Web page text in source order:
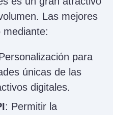
Las mejores
para
únicas de las
digitales.
: Permitir la